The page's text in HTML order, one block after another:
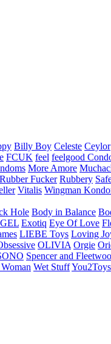
Billy Boy Celeste Ceylor
FCUK feel feelgood
More Amore
Rubber Fucker Rubbery
Vitalis Wingman
Hole Body in Balance
Exotiq Eye Of Love
LIEBE Toys Loving
OLIVIA Orgie
Spencer and
Wet StuffYou2Toys